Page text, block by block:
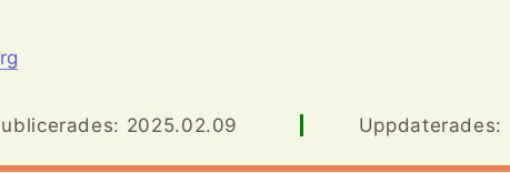
2025.02.09 Uppdaterades: